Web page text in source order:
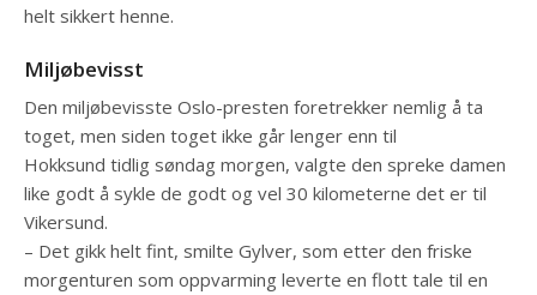
helt sikkert henne.
Miljøbevisst
Den miljøbevisste Oslo-presten foretrekker nemlig å ta
toget, men siden toget ikke går lenger enn til
Hokksund tidlig søndag morgen, valgte den spreke damen
like godt å sykle de godt og vel 30 kilometerne det er til
Vikersund.
– Det gikk helt fint, smilte Gylver, som etter den friske
morgenturen som oppvarming leverte en flott tale til en